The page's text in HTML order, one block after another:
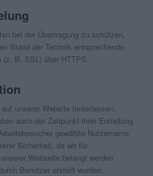
bei der Übertragung zu schützen,
Stand der Technik entsprechende
B. SSL) über HTTPS.
unserer Website hinterlassen,
auch der Zeitpunkt ihrer Erstellung
gewählte Nutzername
Sicherheit, da wir für
Webseite belangt werden
Benutzer erstellt wurden.